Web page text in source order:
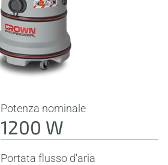
Potenza nominale
1200 W
Portata flusso d'aria